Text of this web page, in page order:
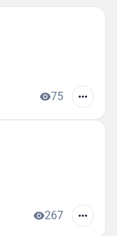
75
267